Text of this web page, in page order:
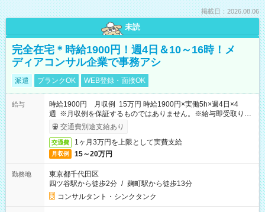
掲載日：2026.08.06
未読
完全在宅＊時給1900円！週4日＆10～16時！メ
ディアコンサル企業で事務アシ
派遣 ブランクOK WEB登録・面接OK
給与
時給1900円 月収例 15万円 時給1900円×実働5h×週4日×4
週 ※月収例を保証するものではありません。※給与即受取りサ
ービス利用可（利用条件有）
交通費別途支給あり
交通費 1ヶ月3万円を上限として実費支給
月収例 15～20万円
勤務地
東京都千代田区
四ツ谷駅から徒歩2分 / 麹町駅から徒歩13分
コンサルタント・シンクタンク